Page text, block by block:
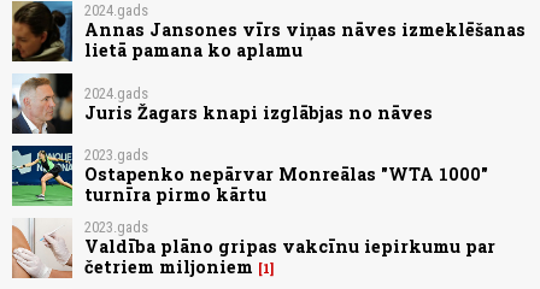
2024.gads
Annas Jansones vīrs viņas nāves izmeklēšanas
lietā pamana ko aplamu
2024.gads
Juris Žagars knapi izglābjas no nāves
2023.gads
Ostapenko nepārvar Monreālas "WTA 1000"
turnīra pirmo kārtu
2023.gads
Valdība plāno gripas vakcīnu iepirkumu par
četriem miljoniem
1